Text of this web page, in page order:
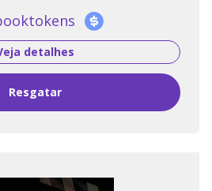
detalhes
Resgatar